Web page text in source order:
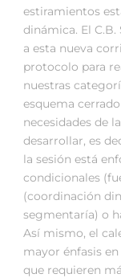
estiramientos
dinámica. El
a esta nueva
protocolo para
nuestras
esquema
necesidades de
desarrollar, es
la sesión está
condicionales
(coordinación
segmentaría) o
Así mismo, el
mayor énfasis
que requieren